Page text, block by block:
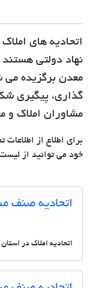
اتحادیه های
نهاد دولتی
معدن برگزیده می
گذاری، پیگیری
مشاوران املاک و
برای اطلاع از
خود می توانید از
اتحادیه صنف
اتحادیه املاک در